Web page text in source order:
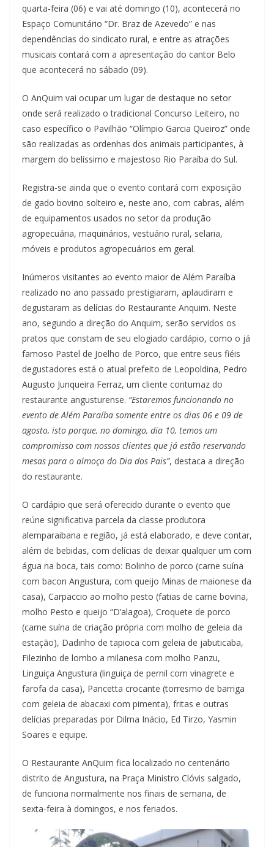
quarta-feira (06) e vai até domingo (10), acontecerá no
Espaço Comunitário “Dr. Braz de Azevedo” e nas
dependências do sindicato rural, e entre as atrações
musicais contará com a apresentação do cantor Belo
que acontecerá no sábado (09).
O AnQuim vai ocupar um lugar de destaque no setor
onde será realizado o tradicional Concurso Leiteiro, no
caso específico o Pavilhão “Olímpio Garcia Queiroz” onde
são realizadas as ordenhas dos animais participantes, à
margem do belíssimo e majestoso Rio Paraíba do Sul.
Registra-se ainda que o evento contará com exposição
de gado bovino solteiro e, neste ano, com cabras, além
de equipamentos usados no setor da produção
agropecuária, maquinários, vestuário rural, selaria,
móveis e produtos agropecuários em geral.
Inúmeros visitantes ao evento maior de Além Paraíba
realizado no ano passado prestigiaram, aplaudiram e
degustaram as delícias do Restaurante Anquim. Neste
ano, segundo a direção do Anquim, serão servidos os
pratos que constam de seu elogiado cardápio, como o já
famoso Pastel de Joelho de Porco, que entre seus fiéis
degustadores está o atual prefeito de Leopoldina, Pedro
Augusto Junqueira Ferraz, um cliente contumaz do
restaurante angusturense. “Estaremos funcionando no
evento de Além Paraíba somente entre os dias 06 e 09 de
agosto, isto porque, no domingo, dia 10, temos um
compromisso com nossos clientes que já estão reservando
mesas para o almoço do Dia dos Pais”, destaca a direção
do restaurante.
O cardápio que será oferecido durante o evento que
reúne significativa parcela da classe produtora
alemparaibana e região, já está elaborado, e deve contar,
além de bebidas, com delícias de deixar qualquer um com
água na boca, tais como: Bolinho de porco (carne suína
com bacon Angustura, com queijo Minas de maionese da
casa), Carpaccio ao molho pesto (fatias de carne bovina,
molho Pesto e queijo “D’alagoa), Croquete de porco
(carne suína de criação própria com molho de geleia da
estação), Dadinho de tapioca com geleia de jabuticaba,
Filezinho de lombo a milanesa com molho Panzu,
Linguiça Angustura (linguiça de pernil com vinagrete e
farofa da casa), Pancetta crocante (torresmo de barriga
com geleia de abacaxi com pimenta), fritas e outras
delícias preparadas por Dilma Inácio, Ed Tirzo, Yasmin
Soares e equipe.
O Restaurante AnQuim fica localizado no centenário
distrito de Angustura, na Praça Ministro Clóvis salgado,
de funciona normalmente nos finais de semana, de
sexta-feira à domingos, e nos feriados.